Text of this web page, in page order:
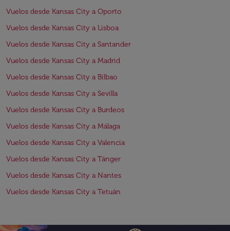
Vuelos desde Kansas City a Oporto
Vuelos desde Kansas City a Lisboa
Vuelos desde Kansas City a Santander
Vuelos desde Kansas City a Madrid
Vuelos desde Kansas City a Bilbao
Vuelos desde Kansas City a Sevilla
Vuelos desde Kansas City a Burdeos
Vuelos desde Kansas City a Málaga
Vuelos desde Kansas City a Valencia
Vuelos desde Kansas City a Tánger
Vuelos desde Kansas City a Nantes
Vuelos desde Kansas City a Tetuán